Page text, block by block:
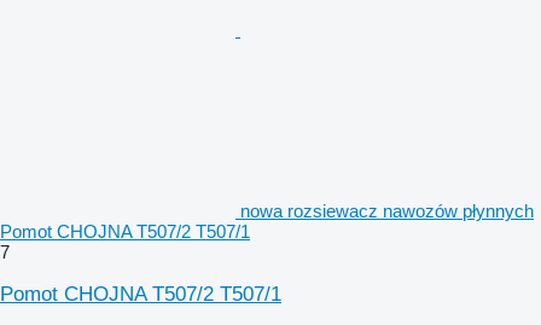
nowa rozsiewacz nawozów płynnych
Pomot CHOJNA T507/2 T507/1
7
Pomot CHOJNA T507/2 T507/1